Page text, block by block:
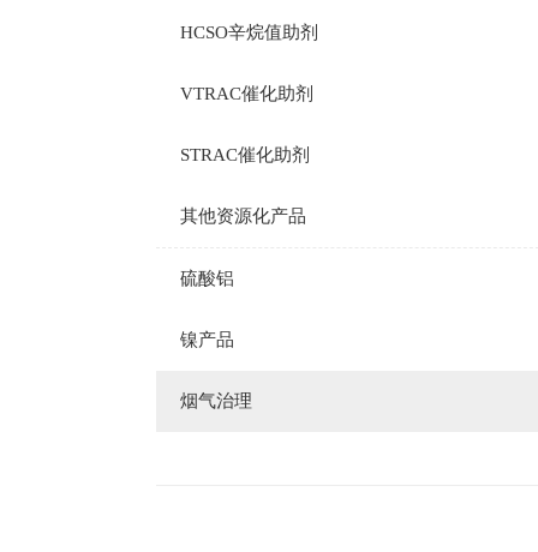
HCSO辛烷值助剂
VTRAC催化助剂
STRAC催化助剂
其他资源化产品
硫酸铝
镍产品
烟气治理